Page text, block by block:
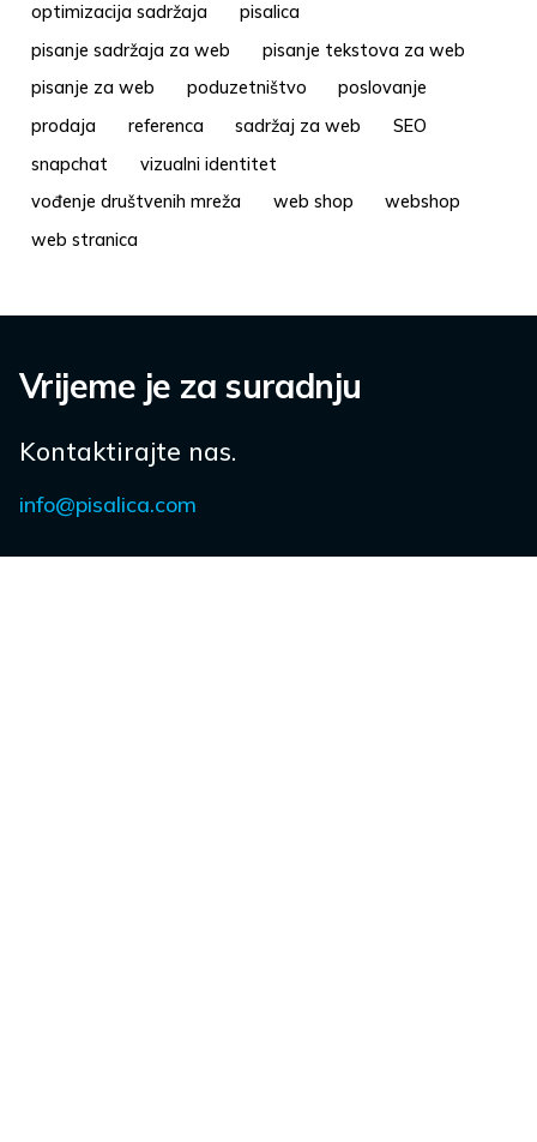
optimizacija sadržaja
pisalica
pisanje sadržaja za web
pisanje tekstova za web
pisanje za web
poduzetništvo
poslovanje
prodaja
referenca sadržaj za web
SEO
snapchat
vizualni identitet
vođenje društvenih mreža
web shop
webshop
web stranica
Vrijeme je za suradnju
Kontaktirajte nas.
info@pisalica.com